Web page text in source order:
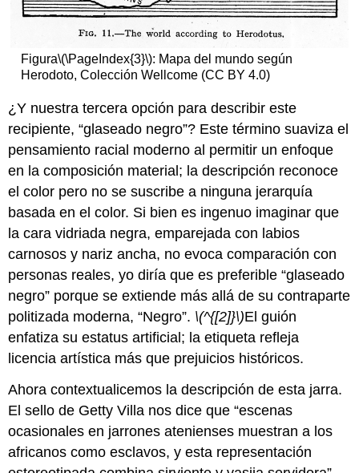
Figura\(\PageIndex{3}\): Mapa del mundo según
Herodoto, Colección Wellcome (CC BY 4.0)
¿Y nuestra tercera opción para describir este
recipiente, “glaseado negro”? Este término suaviza el
pensamiento racial moderno al permitir un enfoque
en la composición material; la descripción reconoce
el color pero no se suscribe a ninguna jerarquía
basada en el color. Si bien es ingenuo imaginar que
la cara vidriada negra, emparejada con labios
carnosos y nariz ancha, no evoca comparación con
personas reales, yo diría que es preferible “glaseado
negro” porque se extiende más allá de su contraparte
politizada moderna, “Negro”. \(^{[2]}\)El guión
enfatiza su estatus artificial; la etiqueta refleja
licencia artística más que prejuicios históricos.
Ahora contextualicemos la descripción de esta jarra.
El sello de Getty Villa nos dice que “escenas
ocasionales en jarrones atenienses muestran a los
africanos como esclavos, y esta representación